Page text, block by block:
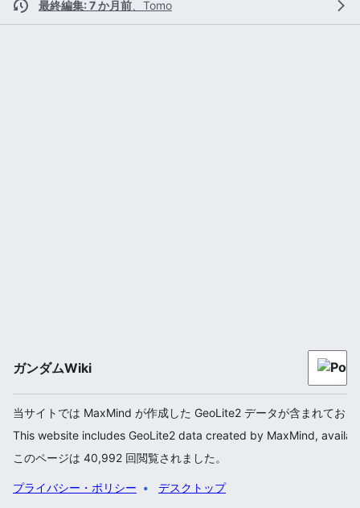
最終編集: 7 か月前 Tomo
ガンダムWiki
当サイトでは MaxMind が作成した GeoLite2 データが含まれてお
This website includes GeoLite2 data created by MaxMind,
このページは 40,992 回閲覧されました。
プライバシー・ポリシー デスクトップ